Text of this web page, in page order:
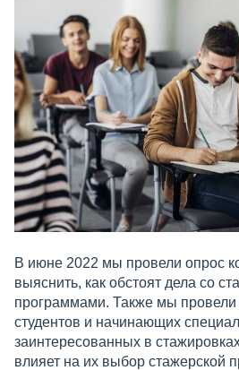
В июне 2022 мы провели опрос
выяснить, как обстоят дела со
программами. Также мы провели
студентов и начинающих
заинтересованных в
влияет на их выбор стажерской